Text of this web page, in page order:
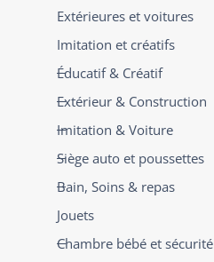
Extérieures et voitures
Imitation et créatifs
Éducatif & Créatif
Extérieur & Construction
Imitation & Voiture
Siège auto et poussettes
Bain, Soins & repas
Jouets
Chambre bébé et sécurité